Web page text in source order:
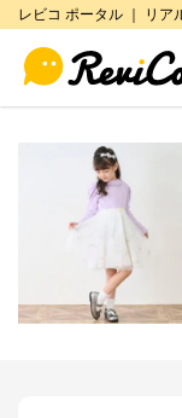
レビコ ポータル ｜ リア